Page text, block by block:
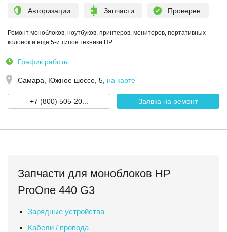
Авторизации Запчасти Проверен
Ремонт моноблоков, ноутбуков, принтеров, мониторов, портативных
колонок и еще 5-и типов техники HP
График работы
Самара, Южное шоссе, 5 на карте
+7 (800) 505-20... Заявка на ремонт
Запчасти для моноблоков HP
ProOne 440 G3
Зарядные устройства
Кабели / провода